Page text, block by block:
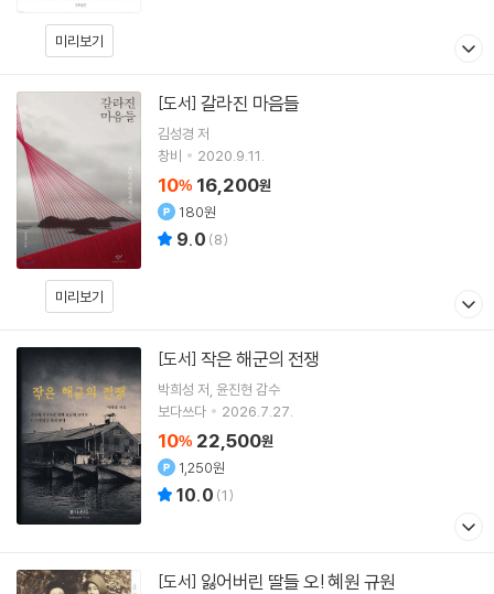
미리보기
미리보기
[도서] 갈라진 마음들
김성경 저
창비
2020.9.11.
10% 16,200원
180원
9.0 (8)
[도서] 작은 해군의 전쟁
박희성 저 윤진현 감수
보다쓰다
2026.7.27.
10% 22,500원
1,250원
10.0 (1)
[도서] 잃어버린 딸들 오! 혜원 규원